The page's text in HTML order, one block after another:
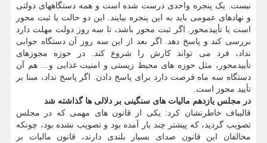
نیست. یک پنجره واحدی درست شده است و همه دستگاههای دولتی
و نهادهای عمومی باید به این پنجره بیایند. این دو حالت یا ثبت محور
است یا تأییدمحور. اگر ثبت محور باشد، تا سه روز دولت مهلت دارد
بررسی کند و پاسخ دهد. اگر بعد از این سه روز آن دستگاه جوابی
نداد، فرد می تواند کارش را شروع کند. در حوزه مجوزهای
تأییدمحور، مثل حوزه های محیط زیستی و امنیت غذایی و… هم آن
دستگاه سه ماه فرصت دارد برای پاسخ دادن. اگر پاسخ نداد، مبنا بر
تأیید مجوز است.
در مجلس یازدهم مالیات های سنگینی بر دلالی ها گذاشته شد
قالیباف خاطرنشان کرد: یکی از قانون های مهمی که در مجلس
تصویب گردید، که پیشتر چند بار آمده بود و تصویب نشده بود، چونکه
مخالفان این قانون صدای بسیار بلندی دارند، قانون مالیات بر